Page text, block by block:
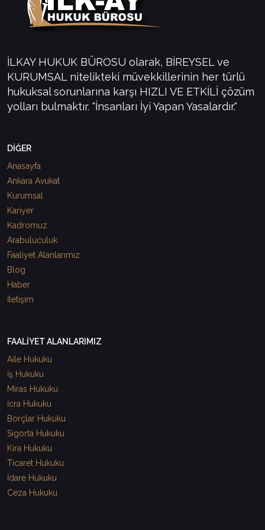
İLKAY HUKUK BÜROSU olarak, BİREYSEL ve
KURUMSAL nitelikteki müvekkillerinin her türlü
hukuksal sorunlarına karşı HIZLI VE ETKİLİ çözüm
yolları bulmaktır. "İnsanları İyi Yapan Yasalardır."
DİĞER
Anasayfa
Ankara Avukat
Kurumsal
Kariyer
Kadromuz
Arabuluculuk
Faaliyet Alanlarımız
Blog
Haber
İletişim
FAALİYET ALANLARIMIZ
Aile Hukuku
İş Hukuku
Miras Hukuku
İcra Hukuku
Borçlar Hukuku
Sigorta Hukuku
Kira Hukuku
Ticaret Hukuku
İdare Hukuku
Ceza Hukuku